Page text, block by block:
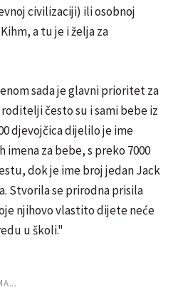
civilizaciji) ili osobnoj
a tu je i želja za
sada je glavni prioritet za
često su i sami bebe iz
djevojčica dijelilo je ime
za bebe, s preko 7000
dok je ime broj jedan Jack
Stvorila se prirodna prisila
njihovo vlastito dijete neće
u školi."